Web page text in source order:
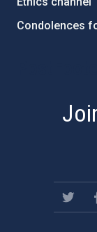
Condolences